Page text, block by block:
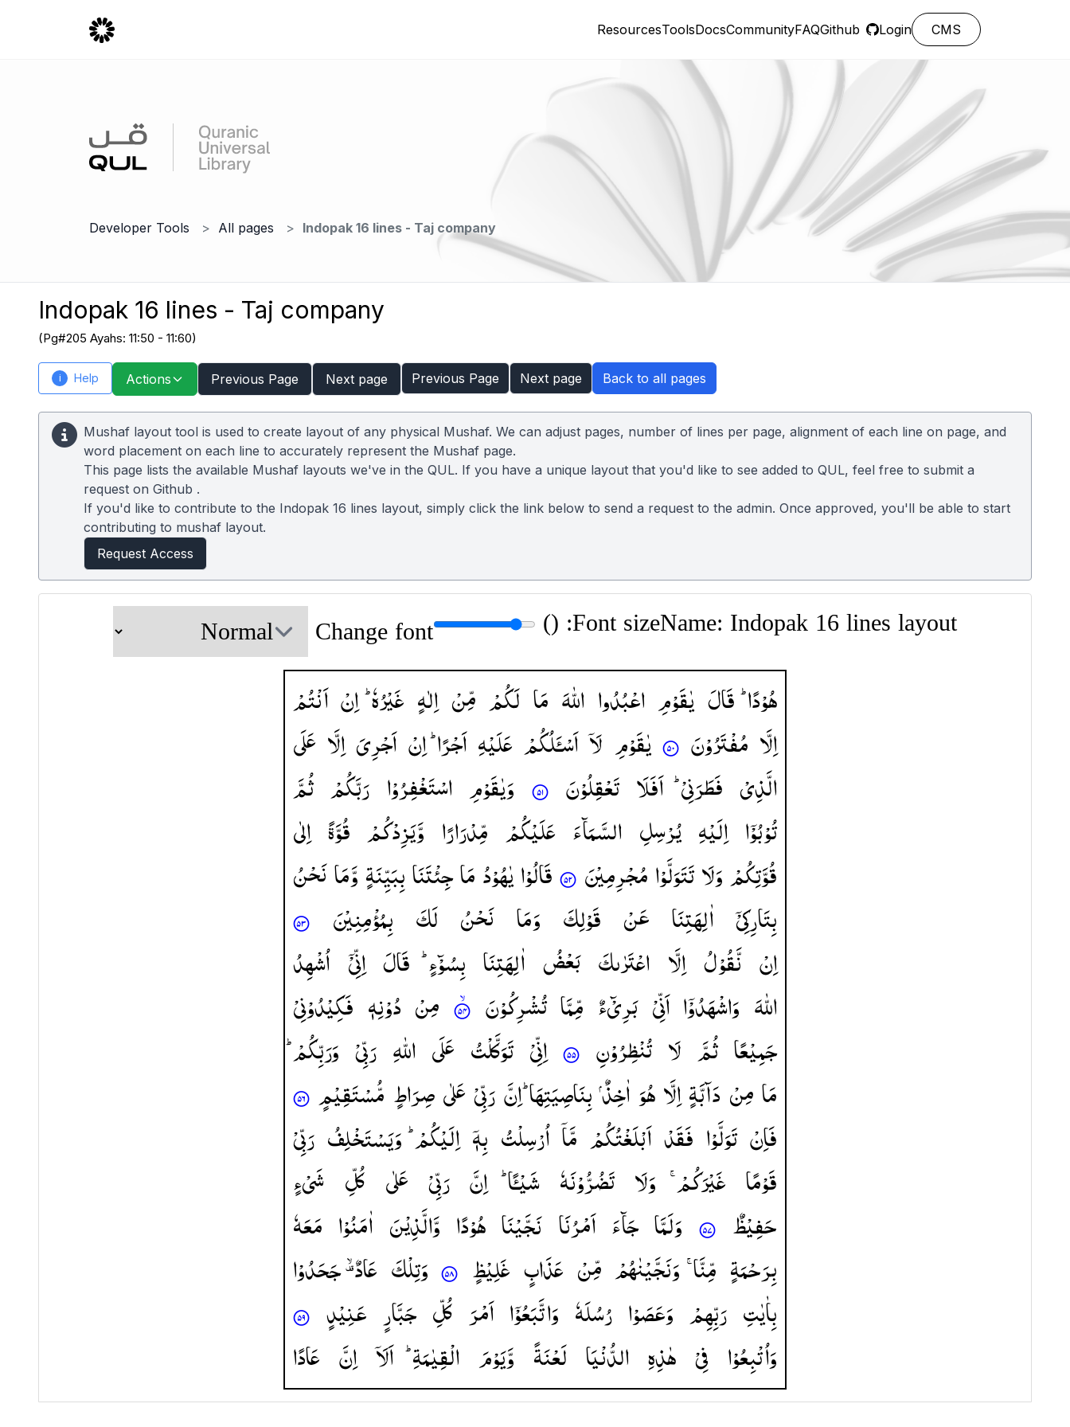
ResourcesToolsDocsCommunityFAQGithub Login CMS
Developer Tools All pages Indopak 16 lines - Taj company
Indopak 16 lines - Taj company
(Pg#205 Ayahs: 11:50 - 11:60)
i Help Actions Previous Page Next page Previous Page Next page Back to all pages
Mushaf layout tool is used to create layout of any physical Mushaf. We can adjust pages, number of lines per page, alignment of each line on page, and
word placement on each line to accurately represent the Mushaf page.
This page lists the available Mushaf layouts we've in the QUL. If you have a unique layout that you'd like to see added to QUL, feel free to submit a
request on Github .
If you'd like to contribute to the Indopak 16 lines layout, simply click the link below to send a request to the admin. Once approved, you'll be able to start
contributing to mushaf layout.
Request Access
Name: Indopak 16 lines layout
Font size: (
)
Change font
هُوْدًا ؕ قَالَ یٰقَوْمِ اعْبُدُوا اللّٰهَ مَا لَكُمْ مِّنْ اِلٰهٍ غَیْرُهٗ ؕ اِنْ اَنْتُمْ
اِلَّا مُفْتَرُوْنَ یٰقَوْمِ لَاۤ اَسْـَٔلُكُمْ عَلَیْهِ اَجْرًا ؕ اِنْ اَجْرِیَ اِلَّا عَلَی
الَّذِیْ فَطَرَنِیْ ؕ اَفَلَا تَعْقِلُوْنَ وَیٰقَوْمِ اسْتَغْفِرُوْا رَبَّكُمْ ثُمَّ
تُوْبُوْۤا اِلَیْهِ یُرْسِلِ السَّمَآءَ عَلَیْكُمْ مِّدْرَارًا وَّیَزِدْكُمْ قُوَّةً اِلٰی
قُوَّتِكُمْوَلَاتَتَوَلَّوْامُجْرِمِیْنَ قَالُوْایٰهُوْدُمَاجِئْتَنَابِبَیِّنَةٍوَّمَانَحْنُ
بِتَارِكِیْۤ اٰلِهَتِنَا عَنْ قَوْلِكَ وَمَا نَحْنُ لَكَ بِمُؤْمِنِیْنَ
اِنْ نَّقُوْلُ اِلَّا اعْتَرٰىكَ بَعْضُ اٰلِهَتِنَا بِسُوْٓءٍ ؕ قَالَ اِنِّیْۤ اُشْهِدُ
اللّٰهَ وَاشْهَدُوْۤا اَنِّیْ بَرِیْٓءٌ مِّمَّا تُشْرِكُوْنَ مِنْ دُوْنِهٖ فَكِیْدُوْنِیْ
جَمِیْعًا ثُمَّ لَا تُنْظِرُوْنِ اِنِّیْ تَوَكَّلْتُ عَلَی اللّٰهِ رَبِّیْ وَرَبِّكُمْ ؕ
مَامِنْ دَآبَّةٍاِلَّاهُوَاٰخِذٌ بِنَاصِیَتِهَا ؕاِنَّرَبِّیْعَلٰیصِرَاطٍ مُّسْتَقِیْمٍ
فَاِنْ تَوَلَّوْا فَقَدْ اَبْلَغْتُكُمْ مَّاۤ اُرْسِلْتُ بِهٖۤ اِلَیْكُمْ ؕ وَیَسْتَخْلِفُ رَبِّیْ
قَوْمًا غَیْرَكُمْ ۚ وَلَا تَضُرُّوْنَهٗ شَیْـًٔا ؕ اِنَّ رَبِّیْ عَلٰی كُلِّ شَیْءٍ
حَفِیْظٌ
وَلَمَّا جَآءَ اَمْرُنَا نَجَّیْنَا هُوْدًا وَّالَّذِیْنَ اٰمَنُوْا مَعَهٗ
بِرَحْمَةٍ مِّنَّا ۚ وَنَجَّیْنٰهُمْ مِّنْ عَذَابٍ غَلِیْظٍ وَتِلْكَ عَادٌ ۙ۫ جَحَدُوْا
بِاٰیٰتِ رَبِّهِمْ وَعَصَوْا رُسُلَهٗ وَاتَّبَعُوْۤا اَمْرَ كُلِّ جَبَّارٍ عَنِیْدٍ
وَاُتْبِعُوْا فِیْ هٰذِهِ الدُّنْیَا لَعْنَةً وَّیَوْمَ الْقِیٰمَةِ ؕ اَلَاۤ اِنَّ عَادًا